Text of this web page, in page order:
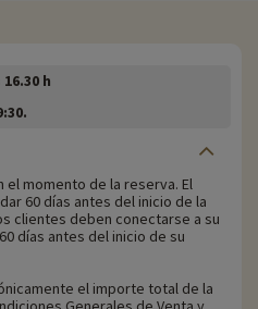
h
momento de la reserva. El
60 días antes del inicio de la
clientes deben conectarse a su
días antes del inicio de su
el importe total de la